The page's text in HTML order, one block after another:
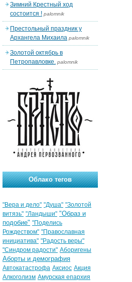
Зимний Крестный ход
состоится ! palomnik
Престольный праздник у
Архангела Михаила palomnik
Золотой октябрь в
Петропавловке. palomnik
Облако тегов
"Вера и дело" "Душа" "Золотой
витязь" "Ландыши" "Образ и
подобие" "Поделись
Рождеством" "Православная
инициатива" "Радость веры"
"Синдром радости" Аборигены
Аборты и демография
Автокатастрофа Аксиос Акция
Алкоголизм Амурская епархия